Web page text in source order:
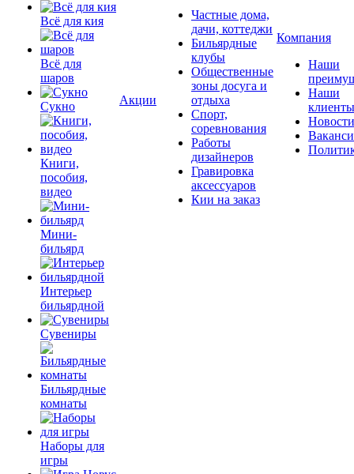
Всё для кия
Всё для
шаров
Сукно
Книги,
пособия,
видео
Мини-
бильярд
Интерьер
бильярдной
Сувениры
Бильярдные
комнаты
Наборы для
игры
Акции
Частные дома,
дачи, коттеджи
Бильярдные
клубы
Общественные
зоны досуга и
отдыха
Спорт,
соревнования
Работы
дизайнеров
Гравировка
аксессуаров
Кии на заказ
Компания
Наши
Наши
клиенты
Новости